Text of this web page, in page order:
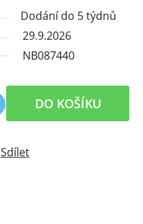
Dodání do 5 týdnů
29.9.2026
NB087440
DO KOŠÍKU
Sdílet